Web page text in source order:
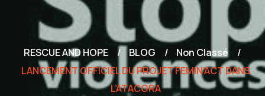
RESCUE AND HOPE BLOG
Non Classé
LANCEMENT OFFICIEL DU PROJET FEMIN’ACT DANS
L’ATACORA